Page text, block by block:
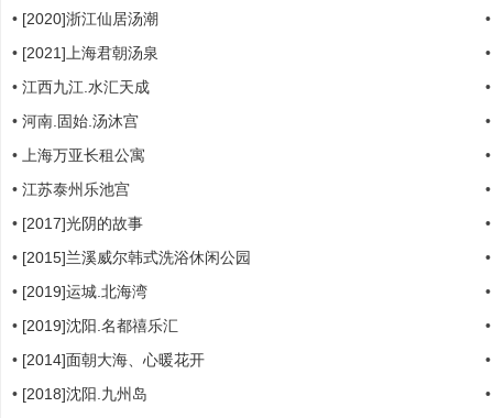
• [2020]浙江仙居汤潮
• [2021]上海君朝汤泉
• 江西九江.水汇天成
• 河南.固始.汤沐宫
•
上海万亚长租公寓
• 江苏泰州乐池宫
• [2017]光阴的故事
• [2015]兰溪威尔韩式洗浴休闲公园
• [2019]运城.北海湾
• [2019]沈阳.名都禧乐汇
• [2014]面朝大海、心暖花开
• [2018]沈阳.九州岛